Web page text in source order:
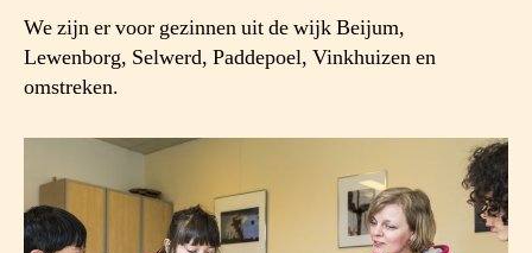
We zijn er voor gezinnen uit de wijk Beijum,
Lewenborg, Selwerd, Paddepoel, Vinkhuizen en
omstreken.